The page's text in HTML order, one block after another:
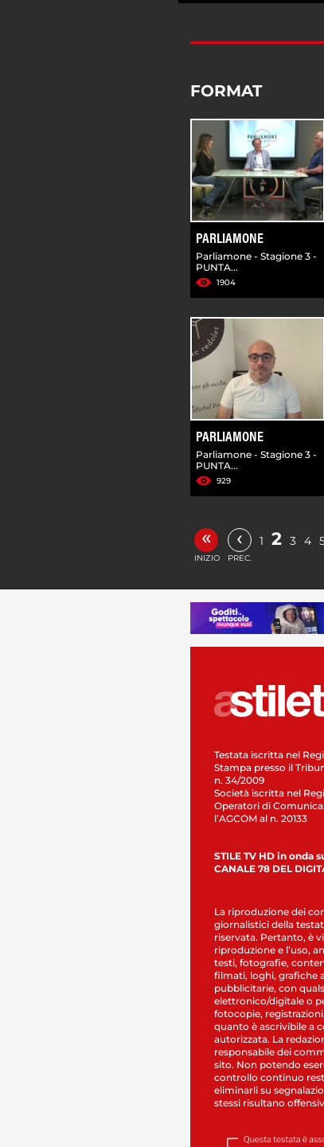
FORMAT
PARLIAMONE
Parliamone - Stagione 3 -
PUNTA...
1904
PARLIAMONE
Parliamone - Stagione 3 -
PUNTA...
929
«
INIZIO
‹
PREC.
1 2 3 4
Testata iscritta nel
Stampa presso il
n. 34/2009
Società iscritta nel
Operatori di
l’AGCOM al n. 20133
STILE TV HD in onda
CANALE 78 DEL
La riproduzione dei
giornalistici della
riservata. Pertanto, è
riproduzione e l’uso,
testi, fotografie,
filmati, loghi, grafiche
pubblicitarie, con
elettronico/digitale o
fotocopie,
quanto è ascrivibile a
autorizzata. La
responsabile dei
sito. Non potendo
controllo continuo
eliminarli su
stessi risultano